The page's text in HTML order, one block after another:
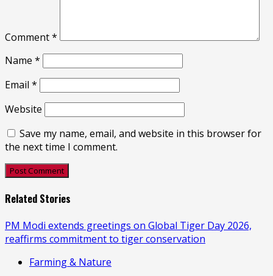
Comment*
Name *
Email *
Website
Save my name, email, and website in this browser for
the next time I comment.
Related Stories
PM Modi extends greetings on Global Tiger Day 2026,
reaffirms commitment to tiger conservation
Farming & Nature